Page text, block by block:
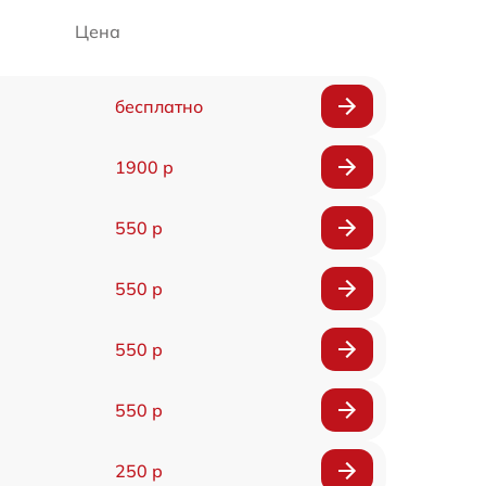
Цена
бесплатно
1900 р
550 р
550 р
550 р
550 р
250 р